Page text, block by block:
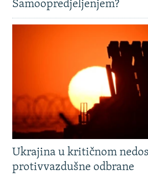
Samoopredjeljenjem?
Ukrajina u kritičnom
protivvazdušne odbrane